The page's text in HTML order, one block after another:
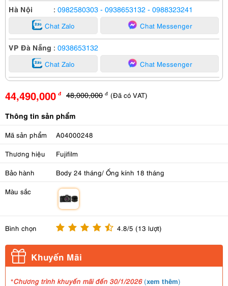
Hà Nội : 0982580303 - 0938653132 - 0988323241
Chat Zalo Chat Messenger
VP Đà Nẵng : 0938653132
Chat Zalo Chat Messenger
44,490,000 đ 48,000,000 đ (Đã có VAT)
Thông tin sản phẩm
Mã sản phẩm A04000248
Thương hiệu Fujifilm
Bảo hành Body 24 tháng/ Ống kính 18 tháng
Màu sắc
Bình chọn 4.8/5 (13 lượt)
Khuyến Mãi
*Chương trình khuyến mãi đến 30/1/2026 (xem thêm)